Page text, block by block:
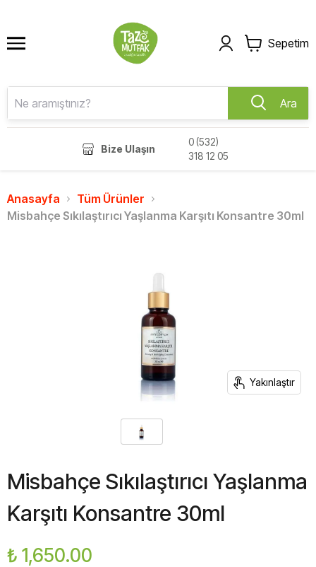
Sepetim
Ara
Bize Ulaşın
0 (532)
318 12 05
Anasayfa
Tüm Ürünler
Misbahçe Sıkılaştırıcı Yaşlanma Karşıtı Konsantre 30ml
Yakınlaştır
Misbahçe Sıkılaştırıcı Yaşlanma
Karşıtı Konsantre 30ml
₺ 1,650.00